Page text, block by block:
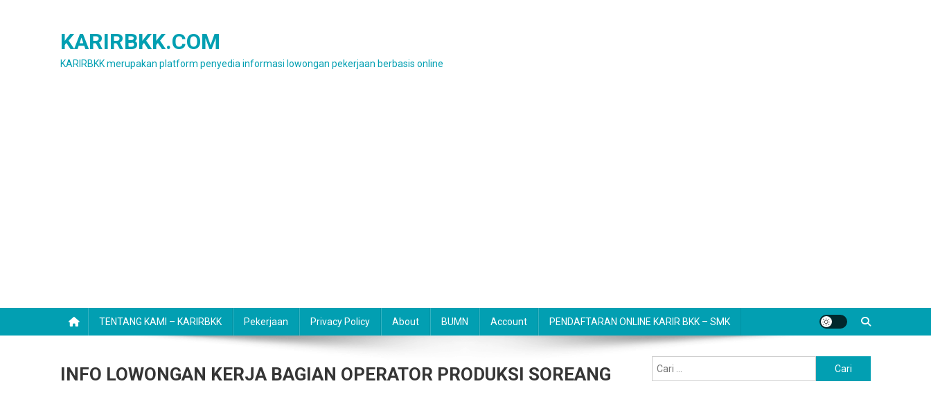
KARIRBKK.COM
KARIRBKK merupakan platform penyedia informasi lowongan pekerjaan berbasis online
TENTANG KAMI – KARIRBKK Pekerjaan Privacy Policy About BUMN Account PENDAFTARAN ONLINE KARIR BKK – SMK
INFO LOWONGAN KERJA BAGIAN OPERATOR PRODUKSI SOREANG
untuk: